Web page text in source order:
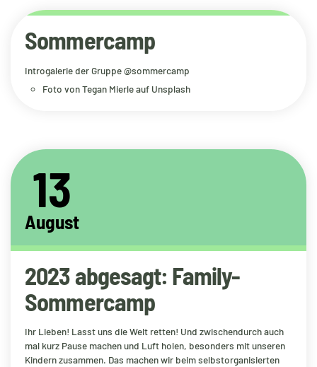
Sommercamp
Introgalerie der Gruppe @sommercamp
Foto vonTegan Mierleauf Unsplash
13
August
2023 abgesagt: Family-
Sommercamp
Ihr Lieben! Lasst uns die Welt retten! Und zwischendurch auch
mal kurz Pause machen und Luft holen, besonders mit unseren
Kindern zusammen. Das machen wir beim selbstorganisierten